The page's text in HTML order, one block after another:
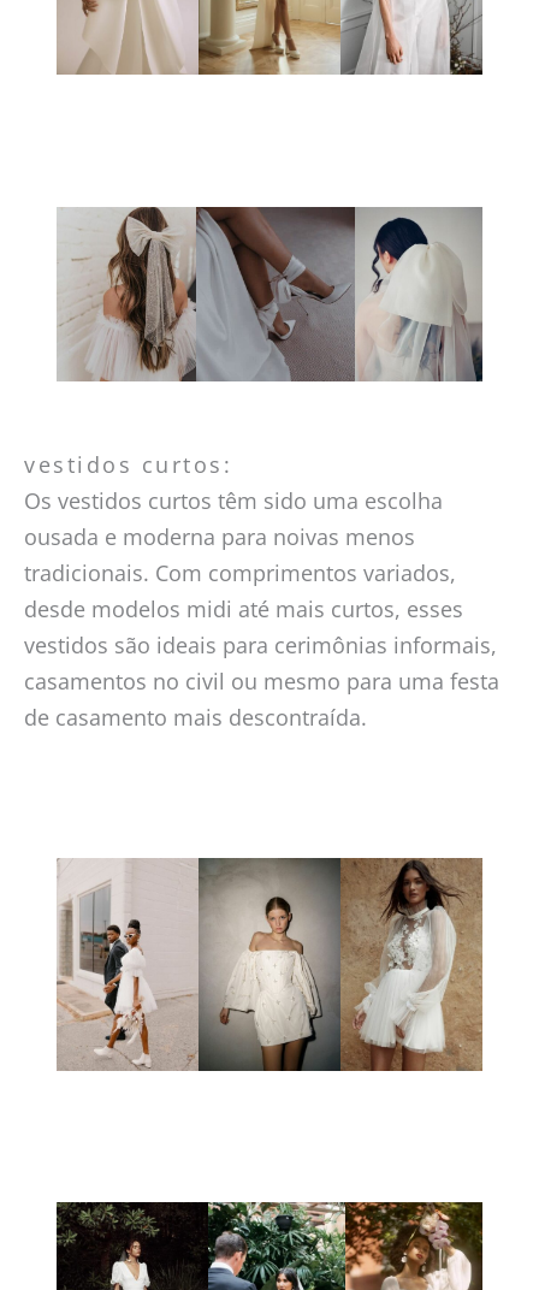
vestidos curtos:
Os vestidos curtos têm sido uma escolha
ousada e moderna para noivas menos
tradicionais. Com comprimentos variados,
desde modelos midi até mais curtos, esses
vestidos são ideais para cerimônias informais,
casamentos no civil ou mesmo para uma festa
de casamento mais descontraída.